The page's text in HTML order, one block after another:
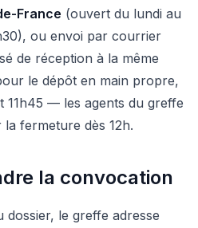
France (ouvert du lundi au
ou envoi par courrier
de réception à la même
le dépôt en main propre,
— les agents du greffe
fermeture dès 12h.
la convocation
dossier, le greffe adresse